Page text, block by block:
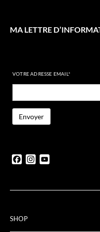
MA LETTRE
VOTRE ADRESSE EMAIL*
FacebookInstagram
SHOP